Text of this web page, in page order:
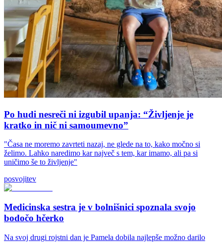
Po hudi nesreči ni izgubil upanja: “Življenje je
kratko in nič ni samoumevno”
"Časa ne moremo zavrteti nazaj, ne glede na to, kako močno si
želimo. Lahko naredimo kar največ s tem, kar imamo, ali pa si
uničimo še to življenje"
posvojitev
Medicinska sestra je v bolnišnici spoznala svojo
bodočo hčerko
Na svoj drugi rojstni dan je Pamela dobila najlepše možno darilo